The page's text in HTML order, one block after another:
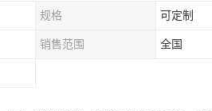
规格 可定制
销售范围 全国